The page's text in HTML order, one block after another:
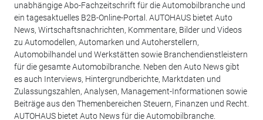
unabhängige Abo-Fachzeitschrift für die Automobilbranche und
ein tagesaktuelles B2B-Online-Portal. AUTOHAUS bietet Auto
News, Wirtschaftsnachrichten, Kommentare, Bilder und Videos
zu Automodellen, Automarken und Autoherstellern,
Automobilhandel und Werkstätten sowie Branchendienstleistern
für die gesamte Automobilbranche. Neben den Auto News gibt
es auch Interviews, Hintergrundberichte, Marktdaten und
Zulassungszahlen, Analysen, Management-Informationen sowie
Beiträge aus den Themenbereichen Steuern, Finanzen und Recht.
AUTOHAUS bietet Auto News für die Automobilbranche.